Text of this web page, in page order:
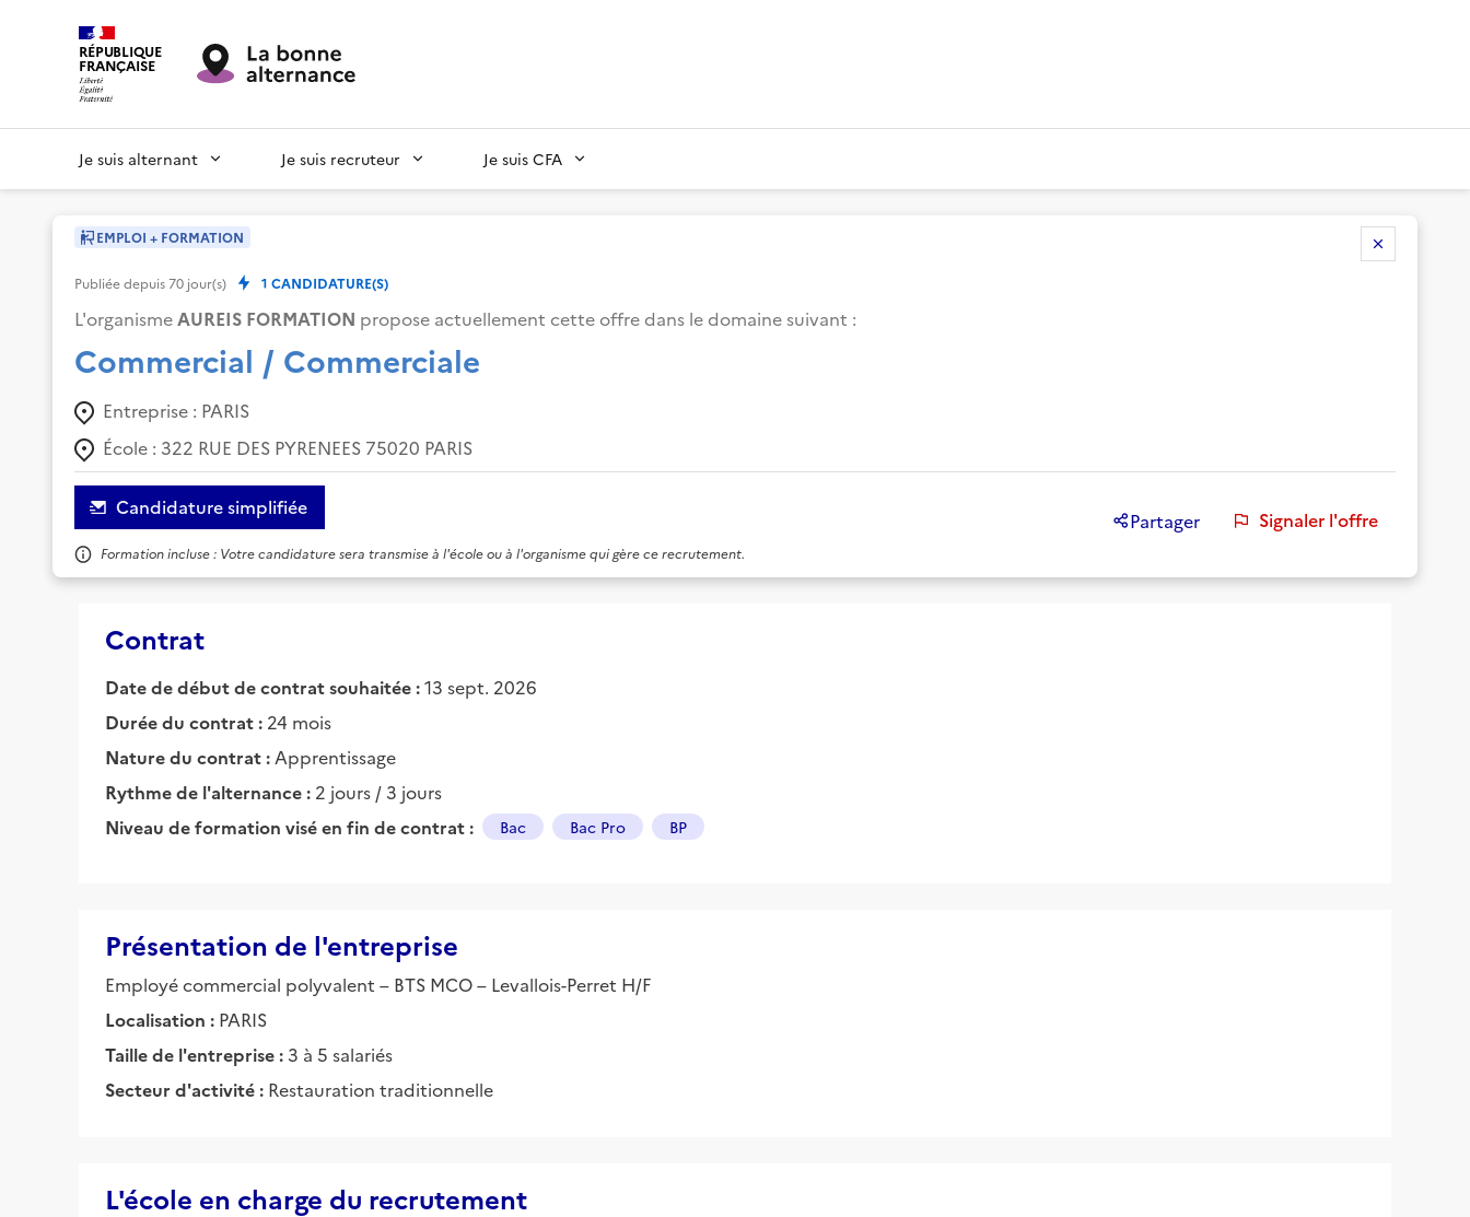
RÉPUBLIQUE
FRANÇAISE
Je suis alternant Je suis recruteur Je suis CFA
EMPLOI + FORMATION
Publiée depuis70 jour(s) 1 CANDIDATURE(S)
L'organismeAUREIS FORMATION propose actuellement cette offre dans le domaine suivant :
Commercial / Commerciale
Entreprise : PARIS
École : 322 RUE DES PYRENEES 75020 PARIS
Candidature simplifiée
Formation incluse : Votre candidature sera transmise à l'école ou à l'organisme qui gère ce recrutement.
Partager Signaler l'offre
Contrat
Date de début de contrat souhaitée :13 sept. 2026
Durée du contrat : 24 mois
Nature du contrat : Apprentissage
Rythme de l'alternance : 2 jours / 3 jours
Niveau de formation visé en fin de contrat :
Bac Bac Pro BP
Présentation de l'entreprise
Employé commercial polyvalent – BTS MCO – Levallois-Perret H/F
Localisation : PARIS
Taille de l'entreprise : 3 à 5 salariés
Secteur d'activité : Restauration traditionnelle
L'école en charge du recrutement